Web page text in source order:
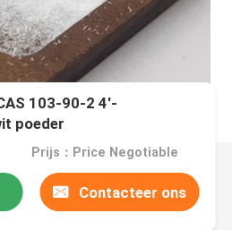
103-90-2 4'-
poeder
Prijs：Price Negotiable
Contacteer ons